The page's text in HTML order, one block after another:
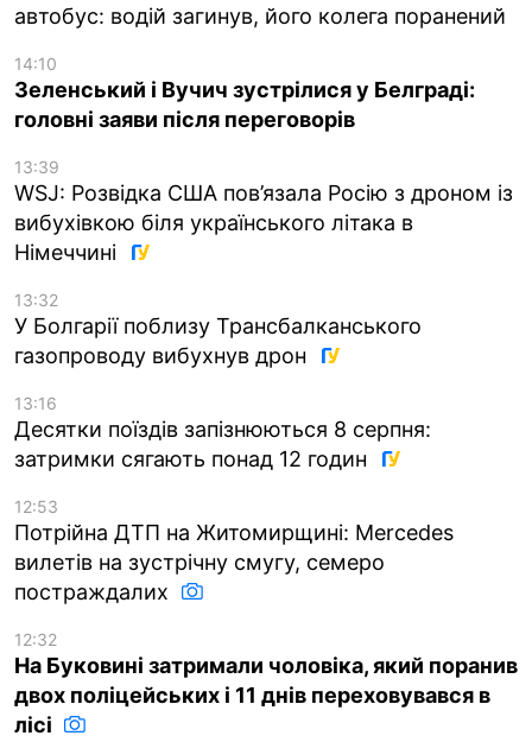
автобус: водій загинув, його колега поранений
14:10
Зеленський і Вучич зустрілися у Белграді:
головні заяви після переговорів
13:39
WSJ: Розвідка США пов’язала Росію з дроном із
вибухівкою біля українського літака в
Німеччині
13:32
У Болгарії поблизу Трансбалканського
газопроводу вибухнув дрон
13:16
Десятки поїздів запізнюються 8 серпня:
затримки сягають понад 12 годин
12:53
Потрійна ДТП на Житомирщині: Mercedes
вилетів на зустрічну смугу, семеро
постраждалих
12:32
На Буковині затримали чоловіка, який поранив
двох поліцейських і 11 днів переховувався в
лісі